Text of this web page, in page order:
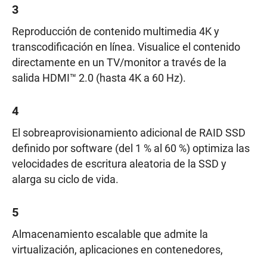
3
Reproducción de contenido multimedia 4K y
transcodificación en línea. Visualice el contenido
directamente en un TV/monitor a través de la
salida HDMI™ 2.0 (hasta 4K a 60 Hz).
4
El sobreaprovisionamiento adicional de RAID SSD
definido por software (del 1 % al 60 %) optimiza las
velocidades de escritura aleatoria de la SSD y
alarga su ciclo de vida.
5
Almacenamiento escalable que admite la
virtualización, aplicaciones en contenedores,